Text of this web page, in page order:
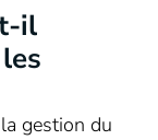
il
gestion du